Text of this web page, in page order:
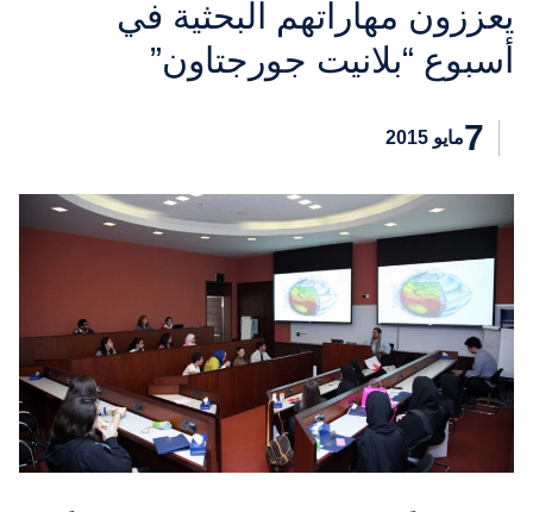
يعززون مهاراتهم البحثية في
أسبوع “بلانيت جورجتاون”
7مايو 2015